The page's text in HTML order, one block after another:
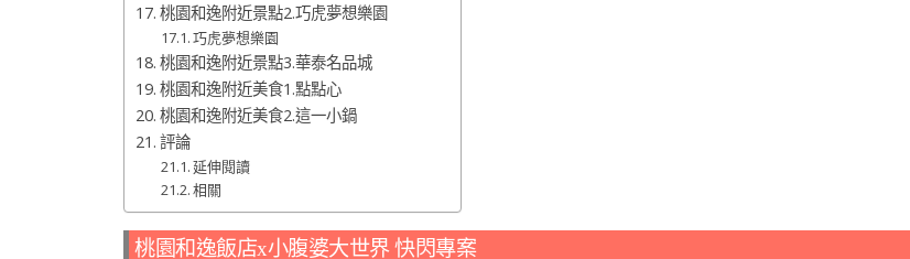
桃園和逸附近景點2.巧虎夢想樂園
巧虎夢想樂園
桃園和逸附近景點3.華泰名品城
桃園和逸附近美食1.點點心
桃園和逸附近美食2.這一小鍋
評論
延伸閱讀
相關
桃園和逸飯店x小腹婆大世界 快閃專案